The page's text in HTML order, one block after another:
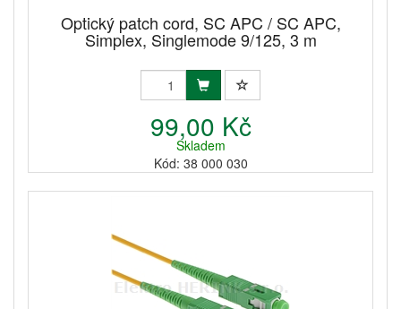
Optický patch cord, SC APC / SC APC,
Simplex, Singlemode 9/125, 3 m
99,00 Kč
Skladem
Kód: 38 000 030